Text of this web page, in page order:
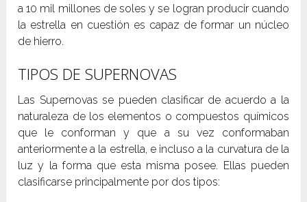
a 10 mil millones de soles y se logran producir cuando
la estrella en cuestión es capaz de formar un núcleo
de hierro.
TIPOS DE SUPERNOVAS
Las Supernovas se pueden clasificar de acuerdo a la
naturaleza de los elementos o compuestos químicos
que le conforman y que a su vez conformaban
anteriormente a la estrella, e incluso a la curvatura de la
luz y la forma que esta misma posee. Ellas pueden
clasificarse principalmente por dos tipos: